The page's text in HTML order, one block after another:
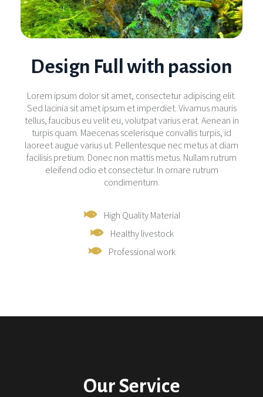
Design Full with passion
Lorem ipsum dolor sit amet, consectetur adipiscing elit.
Sed lacinia sit amet ipsum et imperdiet. Vivamus mauris
tellus, faucibus eu velit eu, volutpat varius erat. Aenean in
turpis quam. Maecenas scelerisque convallis turpis, id
laoreet augue varius ut. Pellentesque nec metus at diam
facilisis pretium. Donec non mattis metus. Nullam rutrum
eleifend odio et consectetur. In ornare rutrum
condimentum.
High Quality Material
Healthy livestock
Professional work
Our Service